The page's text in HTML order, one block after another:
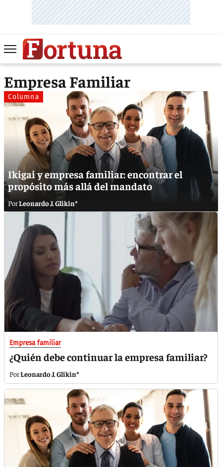
Empresa Familiar
Columna
Ikigai y empresa familiar: encontrar el
propósito más allá del mandato
Leonardo J. Glikin*
Empresa familiar
¿Quién debe continuar la empresa familiar?
Leonardo J. Glikin*